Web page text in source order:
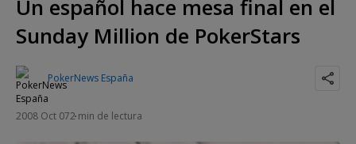
Un español hace mesa final en el
Sunday Million de PokerStars
PokerNews España
2008 Oct 072 min de lectura